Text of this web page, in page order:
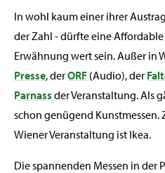
In wohl kaum einer ihrer
der Zahl ­- dürfte eine Affordable
Erwähnung wert sein. Außer in
Presse, derORF (Audio), der
Parnass der Veranstaltung. Als
schon genügend Kunstmessen.
Wiener Veranstaltung ist Ikea.
Die spannenden Messen in der